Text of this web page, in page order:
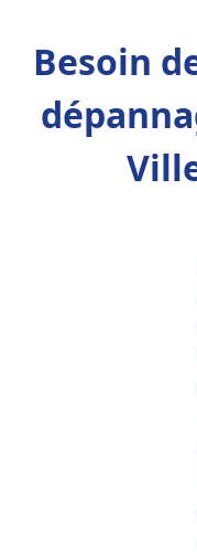
Besoin